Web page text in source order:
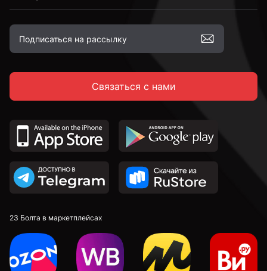
12 мм
16 мм
18 мм
20 мм
22 мм
Связаться с нами
23 Болта в маркетплейсах